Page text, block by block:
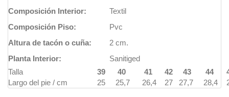
Composición Interior:
Textil
Composición Piso:
Pvc
Altura de tacón o cuña:
2 cm.
Planta Interior:
Sanitiged
Talla
39 40 41 42 43 44
Largo del pie / cm
25 25,7 26,4 27 27,7 28,4